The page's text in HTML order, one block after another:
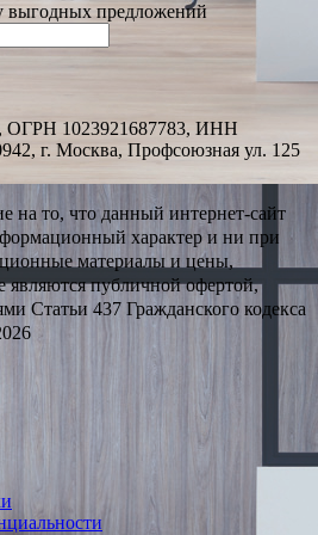
выгодных предложений
1023921687783, ИНН
г. Москва, Профсоюзная ул. 125
то, что данный интернет-сайт
характер и ни при
материалы и цены,
являются публичной офертой,
Статьи 437 Гражданского кодекса